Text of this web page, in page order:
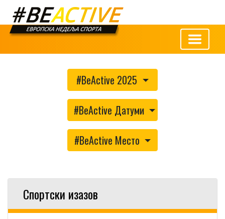
#BeActive 2025
#BeActive Датуми
#BeActive Место
Спортски изазов